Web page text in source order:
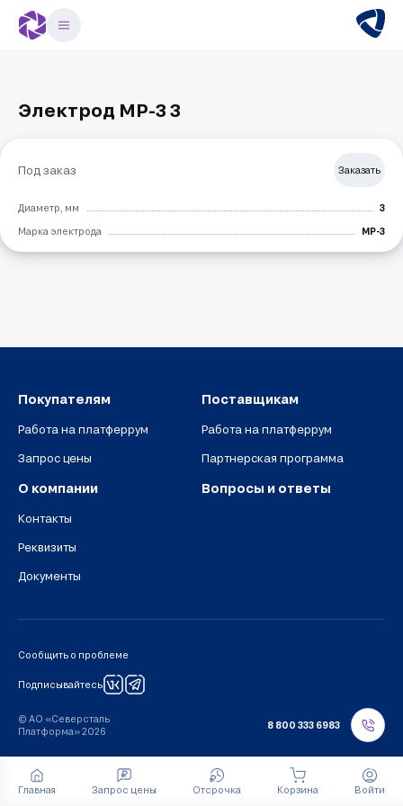
Электрод МР-3 3
Под заказ Заказать
Диаметр, мм 3
Марка электрода МР-3
Покупателям
Работа на платферрум
Запрос цены
Поставщикам
Работа на платферрум
Партнерская программа
О компании
Контакты
Реквизиты
Документы
Вопросы и ответы
Сообщить о проблеме
© АО «Северсталь
Платформа» 2026
Подписывайтесь
8 800 333 6983
Главная Запрос цены Отсрочка Корзина Войти